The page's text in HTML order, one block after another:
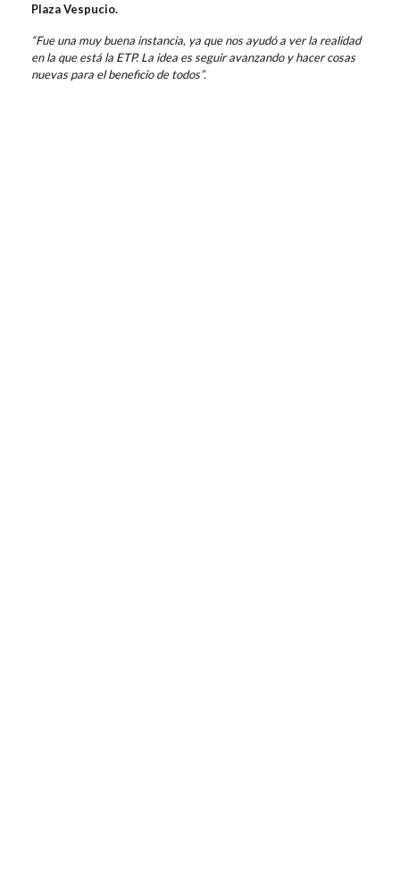
Plaza Vespucio.
“Fue una muy buena instancia, ya que nos ayudó a ver la realidad
en la que está la ETP. La idea es seguir avanzando y hacer cosas
nuevas para el beneficio de todos”.